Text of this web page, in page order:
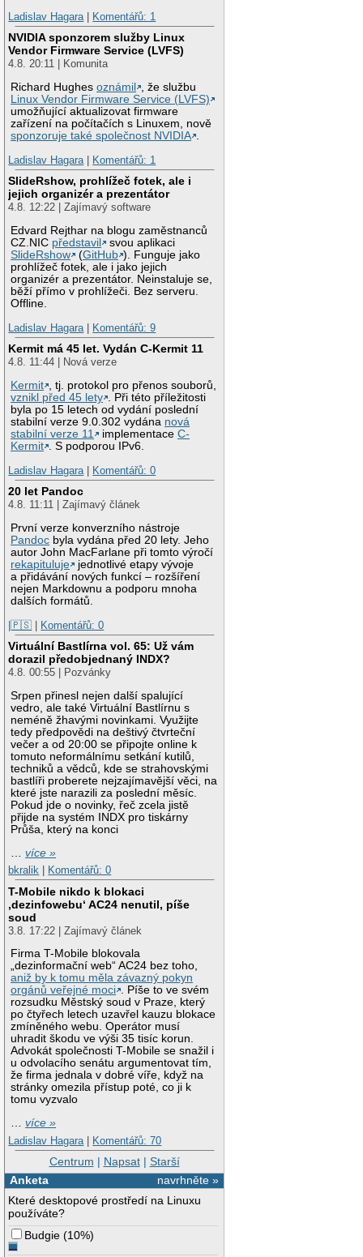
Ladislav Hagara
Komentářů: 1
NVIDIA sponzorem služby Linux
Vendor Firmware Service (LVFS)
4.8. 20:11 | Komunita
Richard Hughesoznámil
, že službu
Linux Vendor Firmware Service (LVFS)
umožňující aktualizovat firmware
zařízení na počítačích s Linuxem, nově
sponzoruje také společnost NVIDIA .
Ladislav Hagara | Komentářů: 1
SlideRshow, prohlížeč fotek, ale i
jejich organizér a prezentátor
4.8. 12:22 | Zajímavý software
Edvard Rejthar na blogu zaměstnanců
CZ.NIC představil
svou aplikaci
SlideRshow
(GitHub ). Funguje jako
prohlížeč fotek, ale i jako jejich
organizér a prezentátor. Neinstaluje se,
běží přímo v prohlížeči. Bez serveru.
Offline.
Ladislav Hagara | Komentářů: 9
Kermit má 45 let. Vydán C-Kermit 11
4.8. 11:44 | Nová verze
Kermit , tj. protokol pro přenos souborů,
vznikl před 45 lety . Při této příležitosti
byla po 15 letech od vydání poslední
stabilní verze 9.0.302 vydána nová
stabilní verze 11
implementaceC-
Kermit . S podporou IPv6.
Ladislav Hagara | Komentářů: 0
20 let Pandoc
4.8. 11:11 | Zajímavý článek
První verze konverzního nástroje
Pandoc byla vydána před 20 lety. Jeho
autor John MacFarlane při tomto výročí
rekapituluje
jednotlivé etapy vývoje
a přidávání nových funkcí – rozšíření
nejen Markdownu a podporu mnoha
dalších formátů.
|🇵🇸 | Komentářů: 0
Virtuální Bastlírna vol. 65: Už vám
dorazil předobjednaný INDX?
4.8. 00:55 | Pozvánky
Srpen přinesl nejen další spalující
vedro, ale také Virtuální Bastlírnu s
neméně žhavými novinkami. Využijte
tedy předpovědi na deštivý čtvrteční
večer a od 20:00 se připojte online k
tomuto neformálnímu setkání kutilů,
techniků a vědců, kde se strahovskými
bastlíři proberete nejzajímavější věci, na
které jste narazili za poslední měsíc.
Pokud jde o novinky, řeč zcela jistě
přijde na systém INDX pro tiskárny
Průša, který na konci
…více »
bkralik
Komentářů: 0
T-Mobile nikdo k blokaci
‚dezinfowebu‘ AC24 nenutil, píše
soud
3.8. 17:22 | Zajímavý článek
Firma T-Mobile blokovala
„dezinformační web“ AC24 bez toho,
aniž by k tomu měla závazný pokyn
orgánů veřejné moci . Píše to ve svém
rozsudku Městský soud v Praze, který
po čtyřech letech uzavřel kauzu blokace
zmíněného webu. Operátor musí
uhradit škodu ve výši 35 tisíc korun.
Advokát společnosti T-Mobile se snažil i
u odvolacího senátu argumentovat tím,
že firma jednala v dobré víře, když na
stránky omezila přístup poté, co ji k
tomu vyzvalo
…více »
Ladislav Hagara | Komentářů: 70
Centrum | Napsat| Starší
navrhněte »
Anketa
Které desktopové prostředí na Linuxu
používáte?
Budgie (10%)